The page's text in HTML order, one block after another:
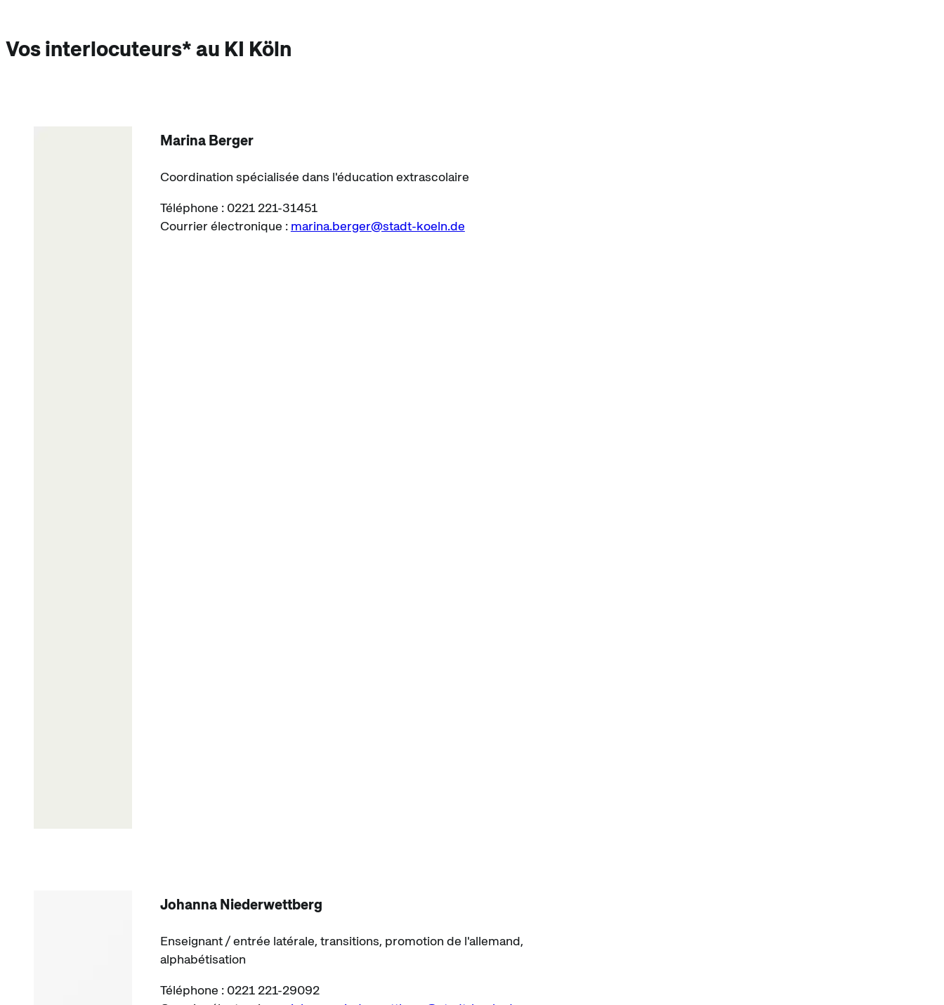
Vos interlocuteurs* au KI Köln
Marina Berger
Coordination spécialisée dans l'éducation extrascolaire
Téléphone : 0221 221-31451
Courrier électronique : marina.berger@stadt-koeln.de
Johanna Niederwettberg
Enseignant / entrée latérale, transitions, promotion de l'allemand,
alphabétisation
Téléphone : 0221 221-29092